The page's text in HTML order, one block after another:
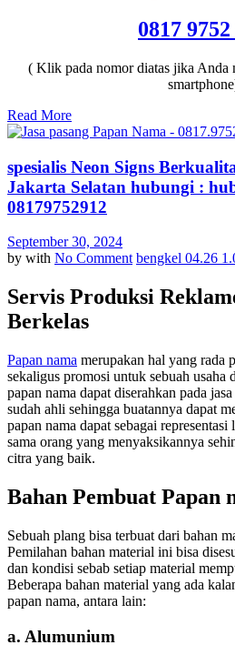
0817 9752
( Klik pada nomor diatas jika Anda
Read More
spesialis Neon Signs
Jakarta Selatan hubungi :
08179752912
September 30, 2024
by with No Comment bengkel 04.26
Servis Produksi
Berkelas
Papan nama merupakan hal yang rada
sekaligus promosi untuk sebuah usaha
papan nama dapat diserahkan pada
sudah ahli sehingga buatannya dapat
papan nama dapat sebagai
sama orang yang menyaksikannya
citra yang baik.
Bahan Pembuat Papan
Sebuah plang bisa terbuat dari bahan
Pemilahan bahan material ini bisa
dan kondisi sebab setiap material
Beberapa bahan material yang ada
papan nama, antara lain:
a. Alumunium